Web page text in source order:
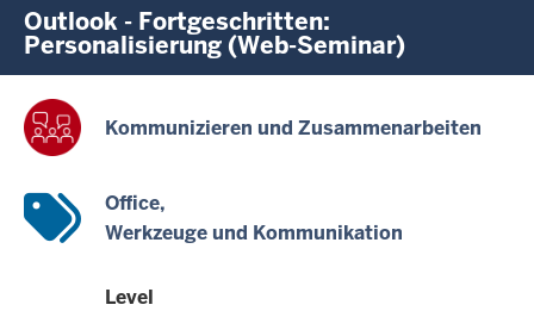
befinden
sich
hier
Outlook - Fortgeschritten:
Personalisierung (Web-Seminar)
Kommunizieren und Zusammenarbeiten
Office
Werkzeuge und Kommunikation
Level